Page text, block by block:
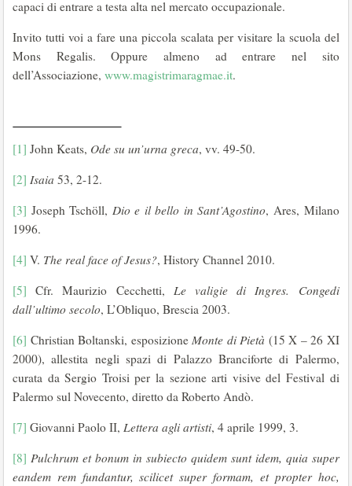
capaci di entrare a testa alta nel mercato occupazionale.
Invito tutti voi a fare una piccola scalata per visitare la scuola del
Mons Regalis. Oppure almeno ad entrare nel sito
dell’Associazione, www.magistrimaragmae.it.
[1] John Keats, Ode su un’urna greca, vv. 49-50.
[2] Isaia 53, 2-12.
[3] Joseph Tschöll, Dio e il bello in Sant’Agostino, Ares, Milano
1996.
[4] V. The real face of Jesus?, History Channel 2010.
[5] Cfr. Maurizio Cecchetti, Le valigie di Ingres. Congedi
dall’ultimo secolo, L’Obliquo, Brescia 2003.
[6] Christian Boltanski, esposizione Monte di Pietà (15 X – 26 XI
2000), allestita negli spazi di Palazzo Branciforte di Palermo,
curata da Sergio Troisi per la sezione arti visive del Festival di
Palermo sul Novecento, diretto da Roberto Andò.
[7] Giovanni Paolo II, Lettera agli artisti, 4 aprile 1999, 3.
[8] Pulchrum et bonum in subiecto quidem sunt idem, quia super
eandem rem fundantur, scilicet super formam, et propter hoc,